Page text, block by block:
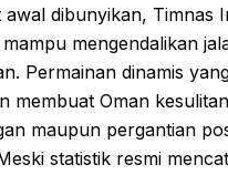
awal dibunyikan, Timnas
mengendalikan
Permainan dinamis
membuat Oman
maupun pergantian
statistik resmi